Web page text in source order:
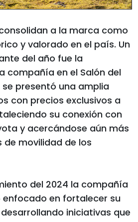
a la marca como
y valorado en el país. Un
del año fue la
compañía en el Salón del
presentó una amplia
con precios exclusivos a
su conexión con
y acercándose aún más
de movilidad de los
del 2024 la compañía
en fortalecer su
iniciativas que